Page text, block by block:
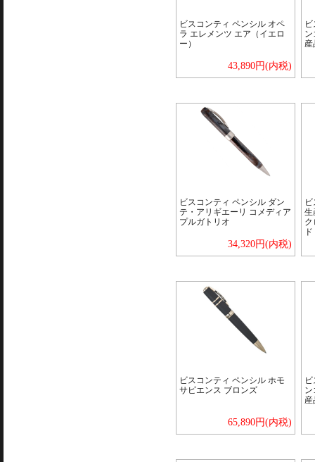
ビスコンティ ペンシル オペ
ラ エレメンツ エア（イエロ
ー）
43,890円(内税)
ン
産
ビスコンティ ペンシル ダン
テ・アリギエーリ コメディア
プルガトリオ
34,320円(内税)
生
ク
ビスコンティ ペンシル ホモ
サピエンス ブロンズ
65,890円(内税)
ン
産